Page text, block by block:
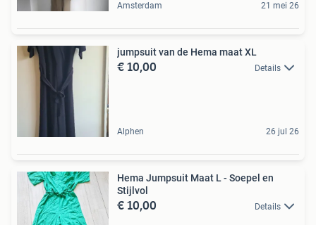
Amsterdam 21 mei 26
jumpsuit van de Hema maat XL
€ 10,00 Details
Alphen 26 jul 26
Hema Jumpsuit Maat L - Soepel en
Stijlvol
€ 10,00 Details